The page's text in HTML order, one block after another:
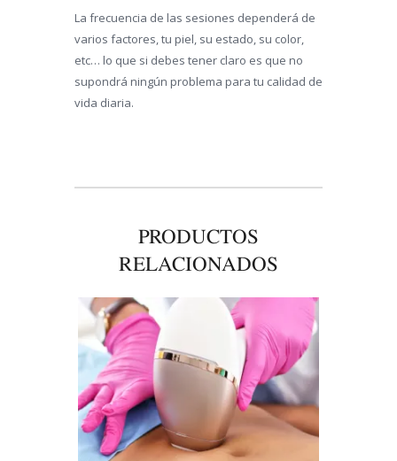
La frecuencia de las sesiones dependerá de
varios factores, tu piel, su estado, su color,
etc… lo que si debes tener claro es que no
supondrá ningún problema para tu calidad de
vida diaria.
PRODUCTOS
RELACIONADOS